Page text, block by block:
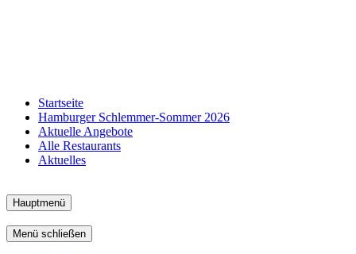
Startseite
Hamburger Schlemmer-Sommer 2026
Aktuelle Angebote
Alle Restaurants
Aktuelles
Hauptmenü
Menü schließen